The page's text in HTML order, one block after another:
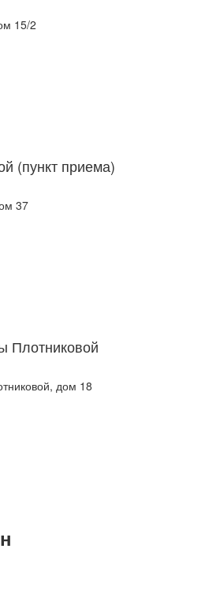
15/2
(пункт приема)
37
Плотниковой
дом 18